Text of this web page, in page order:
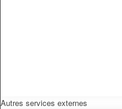
Autres services externes